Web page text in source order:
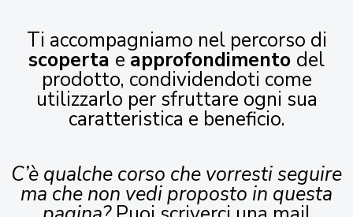
Ti accompagniamo nel percorso di
scoperta e approfondimento del
prodotto, condividendoti come
utilizzarlo per sfruttare ogni sua
caratteristica e beneficio.
C’è qualche corso che vorresti seguire
ma che non vedi proposto in questa